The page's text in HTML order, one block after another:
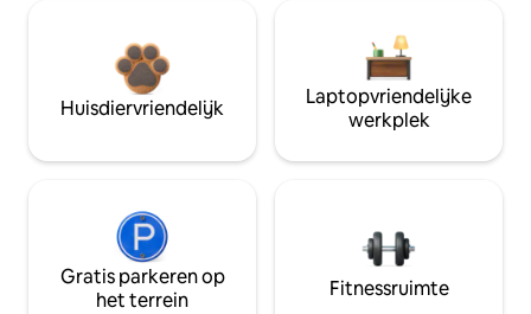
Huisdiervriendelijk
Laptopvriendelijke
werkplek
Gratis parkeren op
het terrein
Fitnessruimte